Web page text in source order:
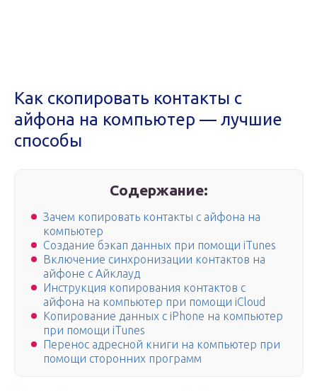
Как скопировать контакты с
айфона на компьютер — лучшие
способы
Содержание:
Зачем копировать контакты с айфона на
компьютер
Создание бэкап данных при помощи iTunes
Включение синхронизации контактов на
айфоне с Айклауд
Инструкция копирования контактов с
айфона на компьютер при помощи iCloud
Копирование данных с iPhone на компьютер
при помощи iTunes
Перенос адресной книги на компьютер при
помощи сторонних программ